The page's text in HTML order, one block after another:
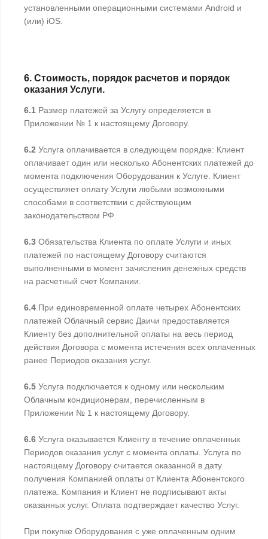
установленными операционными системами Android и
(или) iOS.
6. Стоимость, порядок расчетов и порядок
оказания Услуги.
6.1 Размер платежей за Услугу определяется в
Приложении № 1 к настоящему Договору.
6.2 Услуга оплачивается в следующем порядке: Клиент
оплачивает один или несколько Абонентских платежей до
момента подключения Оборудования к Услуге. Клиент
осуществляет оплату Услуги любыми возможными
способами в соответствии с действующим
законодательством РФ.
6.3 Обязательства Клиента по оплате Услуги и иных
платежей по настоящему Договору считаются
выполненными в момент зачисления денежных средств
на расчетный счет Компании.
6.4 При единовременной оплате четырех Абонентских
платежей Облачный сервис Даичи предоставляется
Клиенту без дополнительной оплаты на весь период
действия Договора с момента истечения всех оплаченных
ранее Периодов оказания услуг.
6.5 Услуга подключается к одному или нескольким
Облачным кондиционерам, перечисленным в
Приложении № 1 к настоящему Договору.
6.6 Услуга оказывается Клиенту в течение оплаченных
Периодов оказания услуг с момента оплаты. Услуга по
настоящему Договору считается оказанной в дату
получения Компанией оплаты от Клиента Абонентского
платежа. Компания и Клиент не подписывают акты
оказанных услуг. Оплата подтверждает качество Услуг.
При покупке Оборудования с уже оплаченным одним